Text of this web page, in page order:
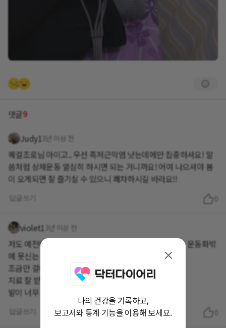
댓글9
Judy1 3년 이상 전
퀘걸조로님 아이고.. 우선 족저근막염 낫는데에만 집중하셔요! 말
씀처럼 상체운동 열심히 하시면 되는 거니까요! 어여 나으셔야 봄
이 오게되면 잘 즐기실 수 있으니 쾌차하시길 바라요!!
violet1 3년 이상 전
저도 예전에 플랫 슈즈만 신다 족저근막염때문에 지금은 운동화밖
에 못신는 신세가 되었어요.
조금만 걸어도 찌릿찌릿..
치료 잘 받으셔서 얼른 나으시고 걸음은 조금만..
발이 너무 아파할것 같아요^^
나의 건강을 기록하고,
보고서와 통계 기능을 이용해 보세요.